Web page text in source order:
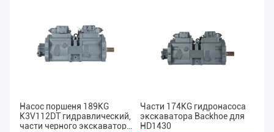
Насос поршеня 189KG
K3V112DT гидравлический,
части черного экскаватора
Части 174KG гидронасоса
экскаватора Backhoe для
HD1430